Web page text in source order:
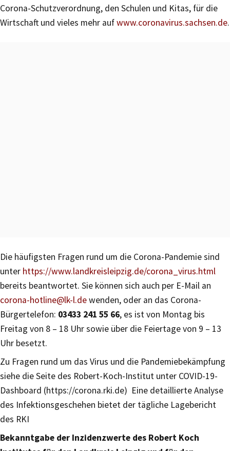
Corona-Schutzverordnung, den Schulen und Kitas, für die
Wirtschaft und vieles mehr aufwww.coronavirus.sachsen.de.
Die häufigsten Fragen rund um die Corona-Pandemie sind
unter https://www.landkreisleipzig.de/corona_virus.html
bereits beantwortet. Sie können sich auch per E-Mail an
corona-hotline@lk-l.dewenden, oder an das Corona-
Bürgertelefon: 03433 241 55 66, es ist von Montag bis
Freitag von 8 – 18 Uhr sowie über die Feiertage von 9 – 13
Uhr besetzt.
Zu Fragen rund um das Virus und die Pandemiebekämpfung
siehe die Seite des Robert-Koch-Institut unter COVID-19-
Dashboard (https://corona.rki.de) Eine detaillierte Analyse
des Infektionsgeschehen bietet der tägliche Lagebericht
des RKI
Bekanntgabe der Inzidenzwerte des Robert Koch